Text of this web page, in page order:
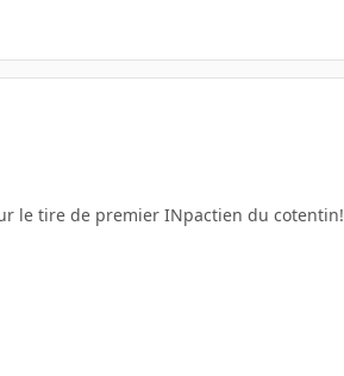
le tire de premier INpactien du cotentin!